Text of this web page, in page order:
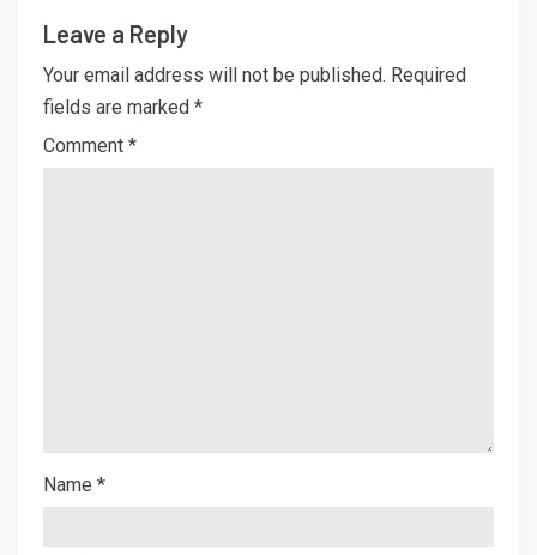
Leave a Reply
Your email address will not be published. Required
fields are marked *
Comment *
Name *